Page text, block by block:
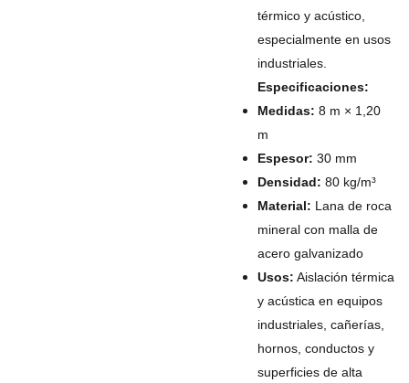
térmico y acústico,
especialmente en usos
industriales.
Especificaciones:
Medidas: 8 m × 1,20
m
Espesor: 30 mm
Densidad: 80 kg/m³
Material: Lana de roca
mineral con malla de
acero galvanizado
Usos: Aislación térmica
y acústica en equipos
industriales, cañerías,
hornos, conductos y
superficies de alta